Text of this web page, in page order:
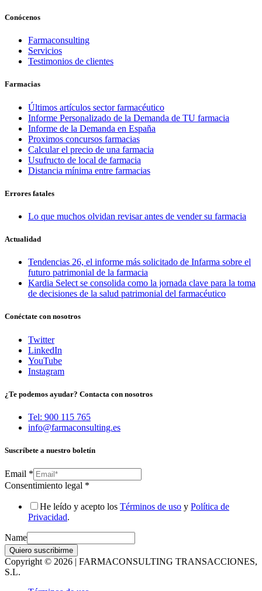
Conócenos
Farmaconsulting
Servicios
Testimonios de clientes
Farmacias
Últimos artículos sector farmacéutico
Informe Personalizado de la Demanda de TU farmacia
Informe de la Demanda en España
Proximos concursos farmacias
Calcular el precio de una farmacia
Usufructo de local de farmacia
Distancia mínima entre farmacias
Errores fatales
Lo que muchos olvidan revisar antes de vender su farmacia
Actualidad
Tendencias 26, el informe más solicitado de Infarma sobre el
futuro patrimonial de la farmacia
Kardia Select se consolida como la jornada clave para la toma
de decisiones de la salud patrimonial del farmacéutico
Conéctate con nosotros
Twitter
LinkedIn
YouTube
Instagram
¿Te podemos ayudar? Contacta con nosotros
Tel: 900 115 765
info@farmaconsulting.es
Suscríbete a nuestro boletín
Email *
Consentimiento legal *
He leído y acepto los Términos de uso y Política de
Privacidad.
Name
Quiero suscribirme
Copyright © 2026 | FARMACONSULTING TRANSACCIONES,
S.L.